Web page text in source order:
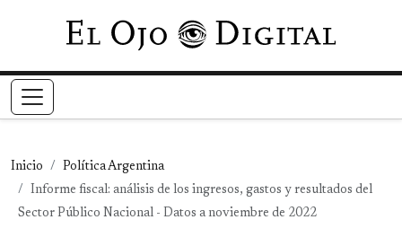
Pasar al contenido principal
Inicio
Política Argentina
Informe fiscal: análisis de los ingresos, gastos y resultados del
Sector Público Nacional - Datos a noviembre de 2022